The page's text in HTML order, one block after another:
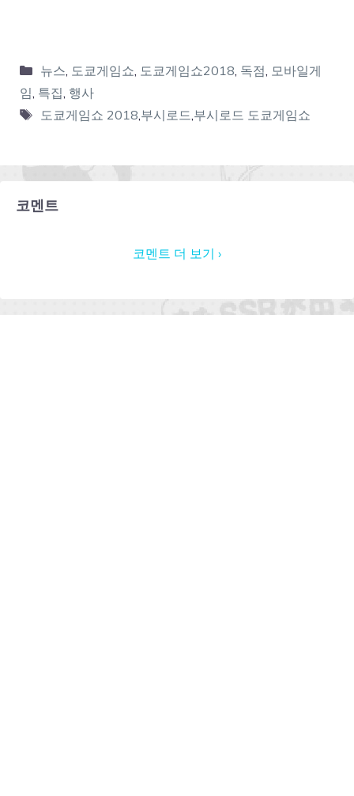
뉴스 도쿄게임쇼 도쿄게임쇼2018 독점 모바일게
임 특집 행사
도쿄게임쇼 2018 부시로드 부시로드 도쿄게임쇼
코멘트
코멘트 더 보기 ›